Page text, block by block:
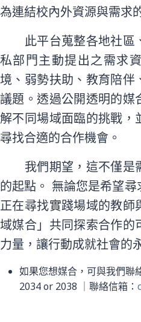
為連結校內外資源與需求
此平台蒐整各地社區
私部門主動提出之需求
境、弱勢扶助、教育陪
議題。透過公開透明的媒
解不同場域面臨的挑戰，
尋找合適的合作機會。
我們期望，這不僅是
的起點。 無論您是希望
正在尋找實踐場域的教
域媒合」共同探索合作的
力量，讓行動成就社會的
如果您想媒合，可與我們聯
2034 or 2038 ｜聯絡信箱：